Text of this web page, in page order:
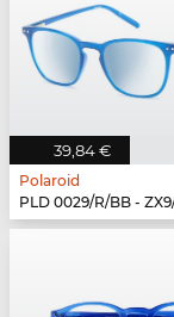
39,84 €
Polaroid
PLD 0029/R/BB -